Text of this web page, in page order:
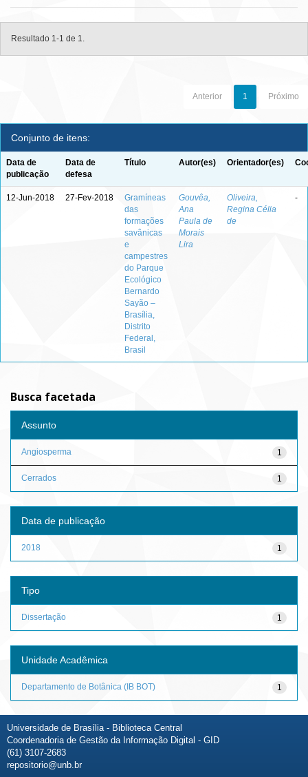
Resultado 1-1 de 1.
Anterior 1 Próximo
Conjunto de itens:
Data de
publicação
Data de
defesa
Título Autor(es) Orientador(es)
12-Jun-2018 27-Fev-2018
Gramíneas
das
formações
savânicas
e
campestres
do Parque
Ecológico
Bernardo
Sayão –
Brasília,
Distrito
Federal,
Brasil
Gouvêa,
Ana
Paula de
Morais
Lira
Oliveira,
Regina Célia
de
-
Busca facetada
Assunto
1
Angiosperma
1
Cerrados
Data de publicação
1
2018
Tipo
1
Dissertação
Unidade Acadêmica
1
Departamento de Botânica (IB BOT)
Universidade de Brasília - Biblioteca Central
Coordenadoria de Gestão da Informação Digital - GID
(61) 3107-2683
repositorio@unb.br